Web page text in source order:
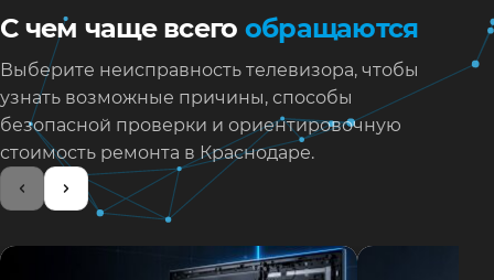
С чем чаще всего обращаются
Выберите неисправность телевизора, чтобы
узнать возможные причины, способы
безопасной проверки и ориентировочную
стоимость ремонта в Краснодаре.